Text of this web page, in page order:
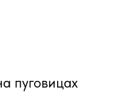
пуговицах